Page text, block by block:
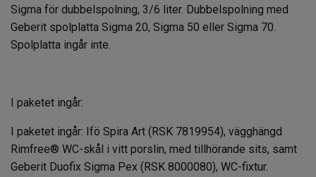
Sigma för dubbelspolning, 3/6 liter. Dubbelspolning med
Geberit spolplatta Sigma 20, Sigma 50 eller Sigma 70.
Spolplatta ingår inte.
I paketet ingår:
I paketet ingår: Ifö Spira Art (RSK 7819954), vägghängd
Rimfree® WC-skål i vitt porslin, med tillhörande sits, samt
Geberit Duofix Sigma Pex (RSK 8000080), WC-fixtur.